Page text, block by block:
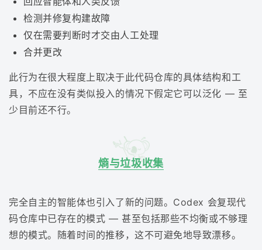
检测并修复构建故障
仅在需要判断时才交由人工处理
合并更改
此行为在很大程度上取决于此代码仓库的具体结构和工
具，不应在没有类似投入的情况下假定它可以泛化 — 至
少目前还不行。
熵与垃圾收集
完全自主的智能体也引入了新的问题。Codex 会复现代
码仓库中已存在的模式 — 甚至包括那些不均衡或不够理
想的模式。随着时间的推移，这不可避免地导致漂移。